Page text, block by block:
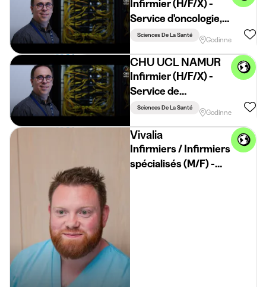
Infirmier (H/F/X) -
Service d'oncologie,
d'onco-pneumologie
urologique - Site
Godinne
Sciences De La Santé
Godinne
CHU UCL NAMUR
Infirmier (H/F/X) -
Service de
cardiologie, chirurgie
cardio vasculaire et
thoracique - Site
Godinne
Sciences De La Santé
Godinne
Vivalia
Infirmiers / Infirmiers
spécialisés (M/F) -